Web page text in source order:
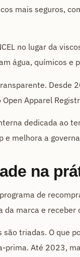
mais seguros,
no lugar da
água, químicos e
Desde
Apparel
dedicada ao
e melhora a
na
de
da marca e
triadas. O que
prima. Até 2023,